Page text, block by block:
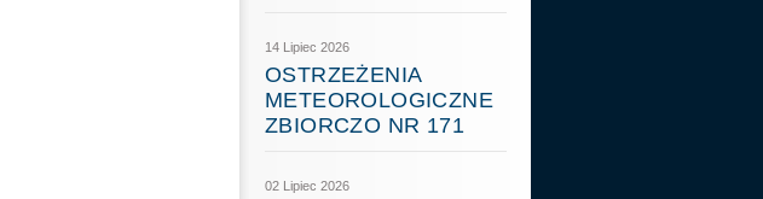
14 Lipiec 2026
OSTRZEŻENIA
METEOROLOGICZNE
ZBIORCZO NR 171
02 Lipiec 2026